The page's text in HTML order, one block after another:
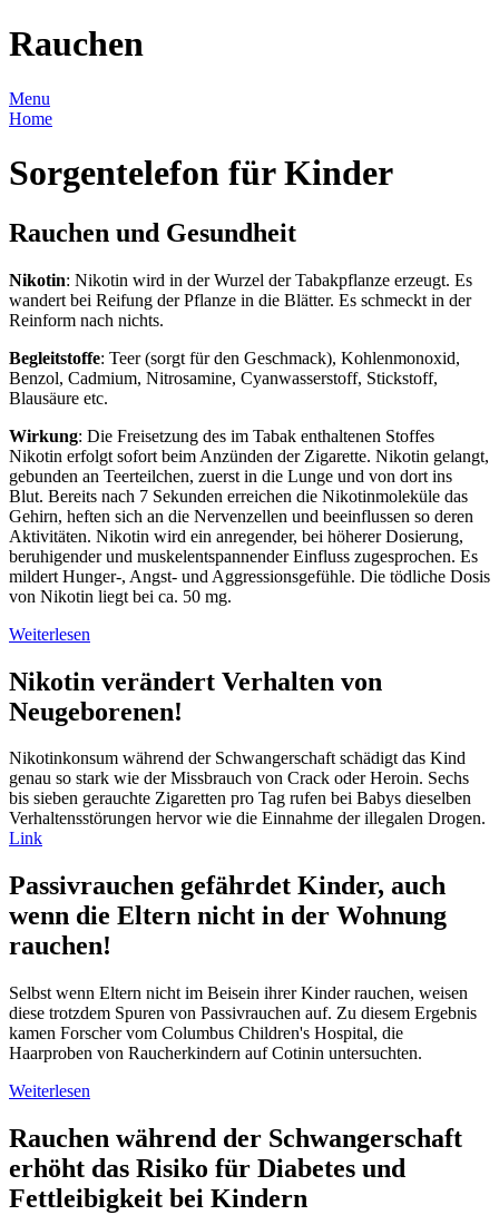
Rauchen
Menu
Home
Sorgentelefon für Kinder
Rauchen und Gesundheit
Nikotin: Nikotin wird in der Wurzel der Tabakpflanze erzeugt. Es
wandert bei Reifung der Pflanze in die Blätter. Es schmeckt in der
Reinform nach nichts.
Begleitstoffe: Teer (sorgt für den Geschmack), Kohlenmonoxid,
Benzol, Cadmium, Nitrosamine, Cyanwasserstoff, Stickstoff,
Blausäure etc.
Wirkung: Die Freisetzung des im Tabak enthaltenen Stoffes
Nikotin erfolgt sofort beim Anzünden der Zigarette. Nikotin gelangt,
gebunden an Teerteilchen, zuerst in die Lunge und von dort ins
Blut. Bereits nach 7 Sekunden erreichen die Nikotinmoleküle das
Gehirn, heften sich an die Nervenzellen und beeinflussen so deren
Aktivitäten. Nikotin wird ein anregender, bei höherer Dosierung,
beruhigender und muskelentspannender Einfluss zugesprochen. Es
mildert Hunger-, Angst- und Aggressionsgefühle. Die tödliche Dosis
von Nikotin liegt bei ca. 50 mg.
Weiterlesen
Nikotin verändert Verhalten von
Neugeborenen!
Nikotinkonsum während der Schwangerschaft schädigt das Kind
genau so stark wie der Missbrauch von Crack oder Heroin. Sechs
bis sieben gerauchte Zigaretten pro Tag rufen bei Babys dieselben
Verhaltensstörungen hervor wie die Einnahme der illegalen Drogen.
Link
Passivrauchen gefährdet Kinder, auch
wenn die Eltern nicht in der Wohnung
rauchen!
Selbst wenn Eltern nicht im Beisein ihrer Kinder rauchen, weisen
diese trotzdem Spuren von Passivrauchen auf. Zu diesem Ergebnis
kamen Forscher vom Columbus Children's Hospital, die
Haarproben von Raucherkindern auf Cotinin untersuchten.
Weiterlesen
Rauchen während der Schwangerschaft
erhöht das Risiko für Diabetes und
Fettleibigkeit bei Kindern